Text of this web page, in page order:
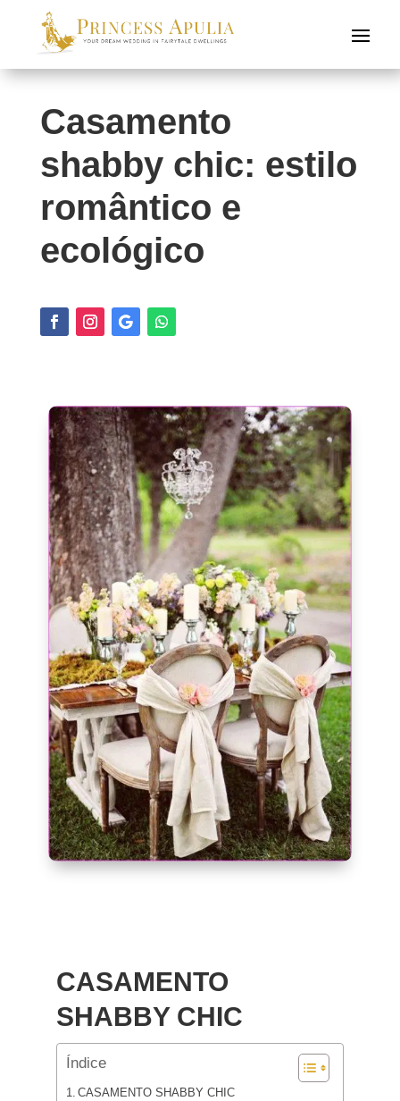
Casamento
shabby chic: estilo
romântico e
ecológico
CASAMENTO
SHABBY CHIC
Índice
CASAMENTO SHABBY CHIC